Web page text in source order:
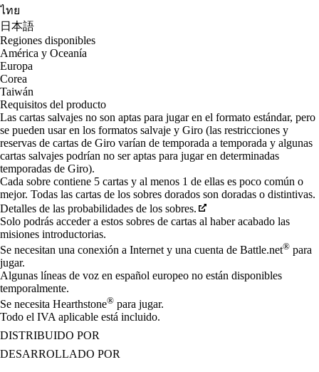
ไทย
日本語
Regiones disponibles
América y Oceanía
Europa
Corea
Taiwán
Requisitos del producto
Las cartas salvajes no son aptas para jugar en el formato estándar, pero
se pueden usar en los formatos salvaje y Giro (las restricciones y
reservas de cartas de Giro varían de temporada a temporada y algunas
cartas salvajes podrían no ser aptas para jugar en determinadas
temporadas de Giro).
Cada sobre contiene 5 cartas y al menos 1 de ellas es poco común o
mejor. Todas las cartas de los sobres dorados son doradas o distintivas.
Detalles de las probabilidades de los sobres.
Solo podrás acceder a estos sobres de cartas al haber acabado las
misiones introductorias.
Se necesitan una conexión a Internet y una cuenta de Battle.net® para
jugar.
Algunas líneas de voz en español europeo no están disponibles
temporalmente.
Se necesita Hearthstone® para jugar.
Todo el IVA aplicable está incluido.
DISTRIBUIDO POR
DESARROLLADO POR